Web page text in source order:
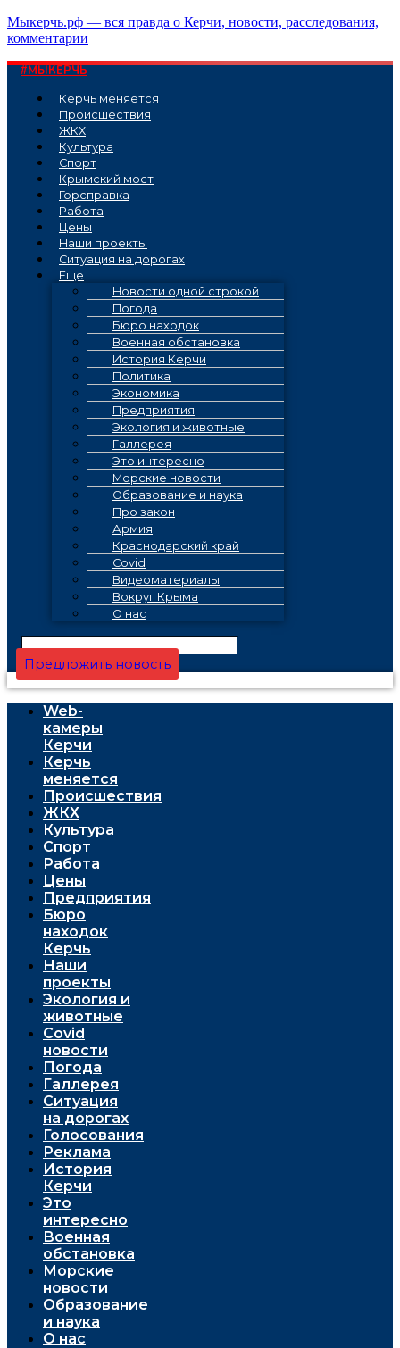
Перейти
к
Мыкерчь.рф — вся правда о Керчи, новости, расследования,
комментарии
#МЫКЕРЧЬ
Керчь меняется
Проиcшествия
ЖКХ
Культура
Спорт
Крымский мост
Горсправка
Работа
Цены
Наши проекты
Ситуация на дорогах
Еще
Новости одной строкой
Погода
Бюро находок
Военная обстановка
История Керчи
Политика
Экономика
Предприятия
Экология и животные
Галлерея
Это интересно
Морские новости
Образование и наука
Про закон
Армия
Краснодарский край
Covid
Видеоматериалы
Вокруг Крыма
О нас
Предложить новость
Web-
камеры
Керчи
Керчь
меняется
Проиcшествия
ЖКХ
Культура
Спорт
Работа
Цены
Предприятия
Бюро
находок
Керчь
Наши
проекты
Экология и
животные
Covid
новости
Погода
Галлерея
Ситуация
на дорогах
Голосования
Реклама
История
Керчи
Это
интересно
Военная
обстановка
Морские
новости
Образование
и наука
О нас